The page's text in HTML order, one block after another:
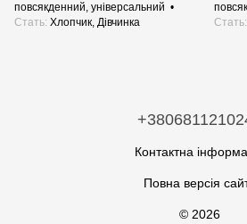
повсякденний, універсальний
Стать Хлопчик, Дівчинка
Стать
Контактна
Повна версія
© 2026